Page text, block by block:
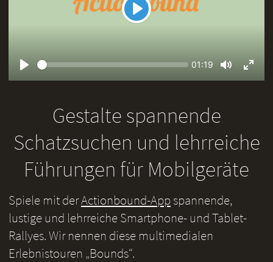
Play
Seek
Current
01:19
Mute
Gestalte spannende
Schatzsuchen und lehrreiche
Führungen für Mobilgeräte
Spiele mit derActionbound-Appspannende,
lustige und lehrreiche Smartphone- und Tablet-
Rallyes. Wir nennen diese multimedialen
Erlebnistouren „Bounds“.